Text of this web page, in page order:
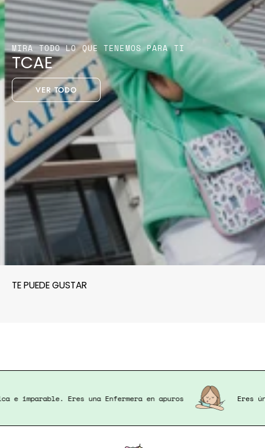
MIRA TODO LO QUE TENEMOS PARA TI
TCAE
VER TODO
TE PUEDE GUSTAR
única e imparable. Eres una Enfermera en apuros